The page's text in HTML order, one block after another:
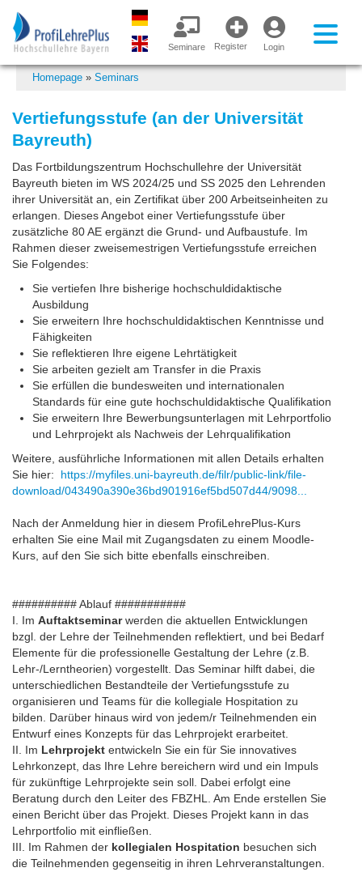
Login
Register
Seminare
Homepage » Seminars
Vertiefungsstufe (an der Universität
Bayreuth)
Das Fortbildungszentrum Hochschullehre der Universität
Bayreuth bieten im WS 2024/25 und SS 2025 den Lehrenden
ihrer Universität an, ein Zertifikat über 200 Arbeitseinheiten zu
erlangen. Dieses Angebot einer Vertiefungsstufe über
zusätzliche 80 AE ergänzt die Grund- und Aufbaustufe. Im
Rahmen dieser zweisemestrigen Vertiefungsstufe erreichen
Sie Folgendes:
Sie vertiefen Ihre bisherige hochschuldidaktische
Ausbildung
Sie erweitern Ihre hochschuldidaktischen Kenntnisse und
Fähigkeiten
Sie reflektieren Ihre eigene Lehrtätigkeit
Sie arbeiten gezielt am Transfer in die Praxis
Sie erfüllen die bundesweiten und internationalen
Standards für eine gute hochschuldidaktische Qualifikation
Sie erweitern Ihre Bewerbungsunterlagen mit Lehrportfolio
und Lehrprojekt als Nachweis der Lehrqualifikation
Weitere, ausführliche Informationen mit allen Details erhalten
Sie hier: https://myfiles.uni-bayreuth.de/filr/public-link/file-
download/043490a390e36bd901916ef5bd507d44/9098...
Nach der Anmeldung hier in diesem ProfiLehrePlus-Kurs
erhalten Sie eine Mail mit Zugangsdaten zu einem Moodle-
Kurs, auf den Sie sich bitte ebenfalls einschreiben.
########## Ablauf ###########
I. Im Auftaktseminarwerden die aktuellen Entwicklungen
bzgl. der Lehre der Teilnehmenden reflektiert, und bei Bedarf
Elemente für die professionelle Gestaltung der Lehre (z.B.
Lehr-/Lerntheorien) vorgestellt. Das Seminar hilft dabei, die
unterschiedlichen Bestandteile der Vertiefungsstufe zu
organisieren und Teams für die kollegiale Hospitation zu
bilden. Darüber hinaus wird von jedem/r Teilnehmenden ein
Entwurf eines Konzepts für das Lehrprojekt erarbeitet.
II. Im Lehrprojekt entwickeln Sie ein für Sie innovatives
Lehrkonzept, das Ihre Lehre bereichern wird und ein Impuls
für zukünftige Lehrprojekte sein soll. Dabei erfolgt eine
Beratung durch den Leiter des FBZHL. Am Ende erstellen Sie
einen Bericht über das Projekt. Dieses Projekt kann in das
Lehrportfolio mit einfließen.
III. Im Rahmen der kollegialen Hospitation besuchen sich
die Teilnehmenden gegenseitig in ihren Lehrveranstaltungen.